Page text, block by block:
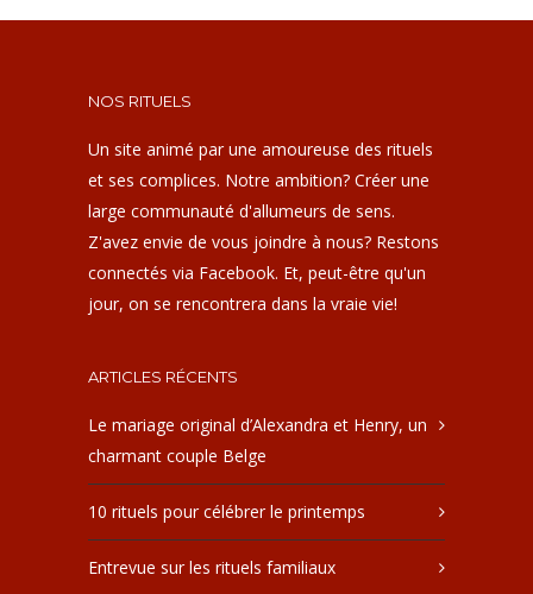
NOS RITUELS
Un site animé par une amoureuse des rituels
et ses complices. Notre ambition? Créer une
large communauté d'allumeurs de sens.
Z'avez envie de vous joindre à nous? Restons
connectés via Facebook. Et, peut-être qu'un
jour, on se rencontrera dans la vraie vie!
ARTICLES RÉCENTS
Le mariage original d’Alexandra et Henry, un
charmant couple Belge
10 rituels pour célébrer le printemps
Entrevue sur les rituels familiaux